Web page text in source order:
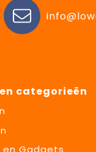
categorieën
en Gadgets